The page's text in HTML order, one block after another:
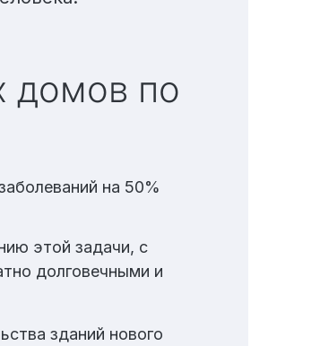
на 50%
этой задачи, с
долговечными и
зданий нового